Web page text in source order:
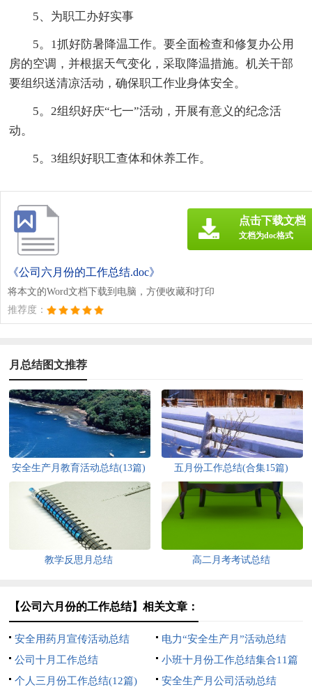
5、为职工办好实事
5。1抓好防暑降温工作。要全面检查和修复办公用
房的空调，并根据天气变化，采取降温措施。机关干部
要组织送清凉活动，确保职工作业身体安全。
5。2组织好庆“七一”活动，开展有意义的纪念活
动。
5。3组织好职工查体和休养工作。
《公司六月份的工作总结.doc》
将本文的Word文档下载到电脑，方便收藏和打印
推荐度：
点击下载文档
文档为doc格式
月总结图文推荐
安全生产月教育活动总结(13篇) 五月份工作总结(合集15篇)
教学反思月总结 高二月考考试总结
【公司六月份的工作总结】相关文章：
安全用药月宣传活动总结
电力“安全生产月”活动总结
公司十月工作总结
小班十月份工作总结集合11篇
个人三月份工作总结(12篇)
安全生产月公司活动总结